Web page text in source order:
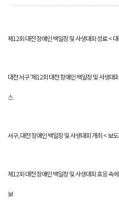
제12회 대전 장애인 백일장 및 사생대회 성료 <
대전 서구 ‘제12회 대전 장애인 백일장 및 사생대
스
서구, 대전 장애인 백일장 및 사생대회 개최 < 보
제12회 대전 장애인 백일장 및 사생대회 호응 속
보